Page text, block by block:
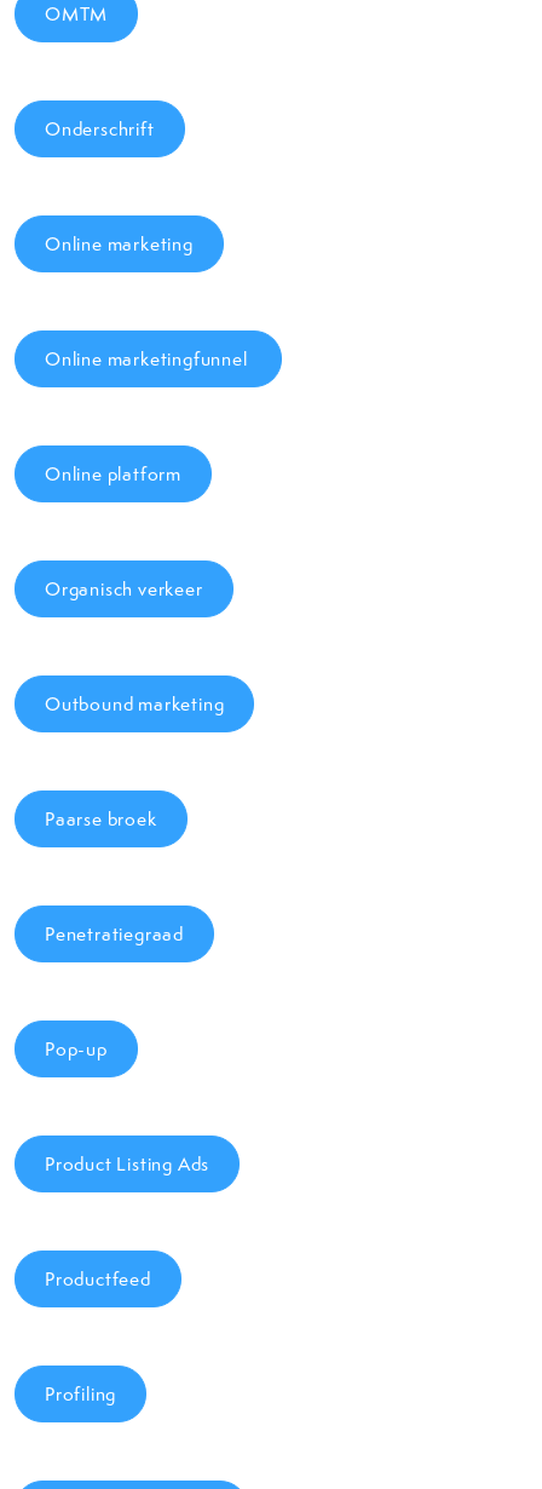
OMTM
Onderschrift
Online marketing
Online marketingfunnel
Online platform
Organisch verkeer
Outbound marketing
Paarse broek
Penetratiegraad
Pop-up
Product Listing Ads
Productfeed
Profiling